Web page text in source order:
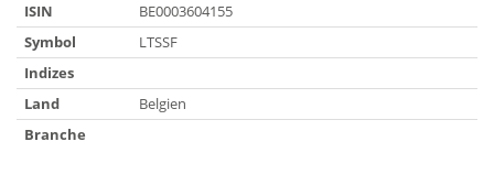
ISIN
BE0003604155
Symbol
LTSSF
Indizes
Land
Belgien
Branche